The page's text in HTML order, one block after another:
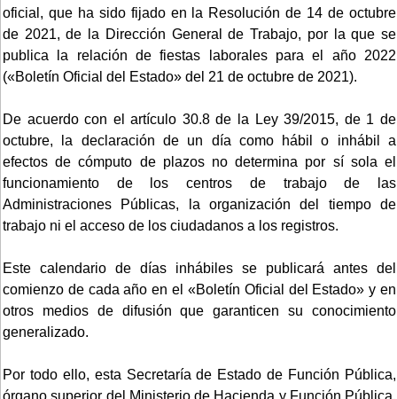
oficial, que ha sido fijado en la Resolución de 14 de octubre
de 2021, de la Dirección General de Trabajo, por la que se
publica la relación de fiestas laborales para el año 2022
(«Boletín Oficial del Estado» del 21 de octubre de 2021).
De acuerdo con el artículo 30.8 de la Ley 39/2015, de 1 de
octubre, la declaración de un día como hábil o inhábil a
efectos de cómputo de plazos no determina por sí sola el
funcionamiento de los centros de trabajo de las
Administraciones Públicas, la organización del tiempo de
trabajo ni el acceso de los ciudadanos a los registros.
Este calendario de días inhábiles se publicará antes del
comienzo de cada año en el «Boletín Oficial del Estado» y en
otros medios de difusión que garanticen su conocimiento
generalizado.
Por todo ello, esta Secretaría de Estado de Función Pública,
órgano superior del Ministerio de Hacienda y Función Pública,